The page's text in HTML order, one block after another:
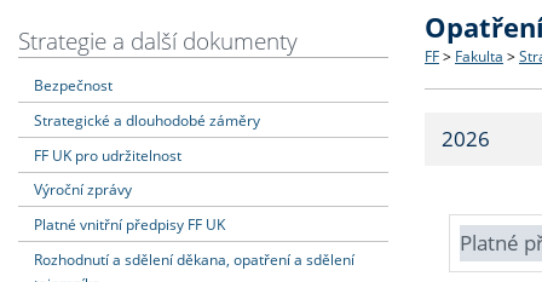
Dozvědět se více
Struktura
Strategie
Fakultní
Podat přihlášku
Co
Učitelské
Dozvědět se více
Dozvědět se více
O vědě a
Dozvědět se více
Aktuální
Strategie a další dokumenty
Bezpečnost
Strategické a dlouhodobé záměry
FF UK pro udržitelnost
Výroční zprávy
Platné vnitřní předpisy FF UK
Rozhodnutí a sdělení děkana, opatření a sdělení
FF > Fakulta >
2026
Platné